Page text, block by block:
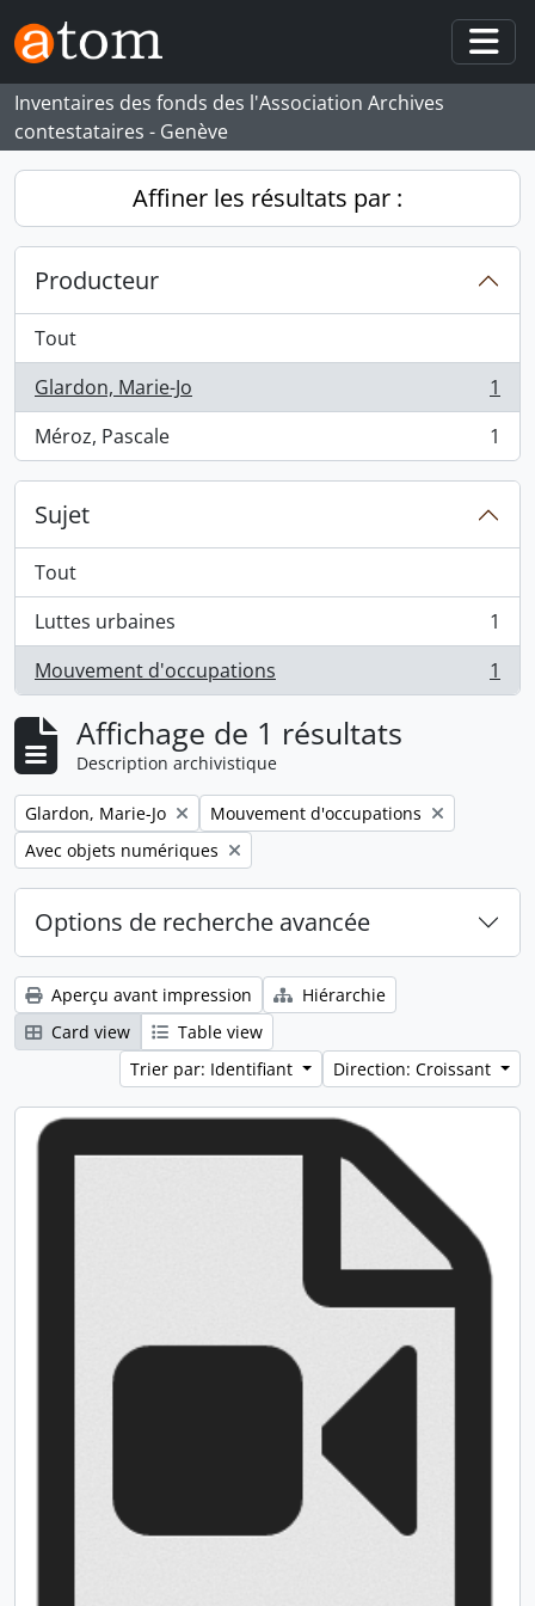
Skip to main content
Inventaires des fonds des l'Association Archives
contestataires - Genève
Affiner les résultats par :
Producteur
Tout
Glardon, Marie-Jo
, 1 résultats
1
Méroz, Pascale
, 1 résultats 1
Sujet
Tout
Luttes urbaines
, 1 résultats
1
Mouvement d'occupations
, 1 résultats 1
Affichage de 1 résultats
Description archivistique
Remove filter:
Glardon, Marie-Jo Remove filter:
Mouvement d'occupations
Remove filter:
Avec objets numériques
Options de recherche avancée
Aperçu avant impression
Hiérarchie
Card view
Table view
Trier par: Identifiant
Direction: Croissant